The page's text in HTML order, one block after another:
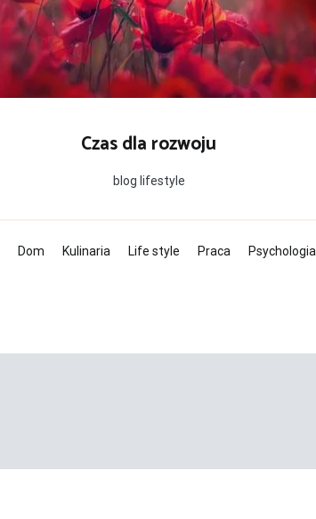
Czas dla rozwoju
blog lifestyle
Dom Kulinaria Life style Praca Psychologia